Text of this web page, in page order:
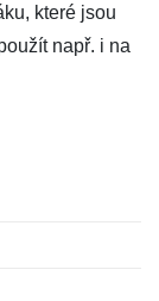
které jsou
např. i na